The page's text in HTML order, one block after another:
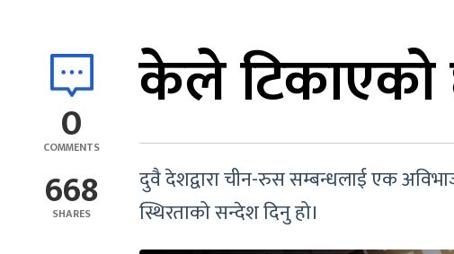
0
COMMENTS
668
SHARES
केले
दुवै देशद्वारा चीन-रुस सम्बन्धलाई एक
स्थिरताको सन्देश दिनु हो।